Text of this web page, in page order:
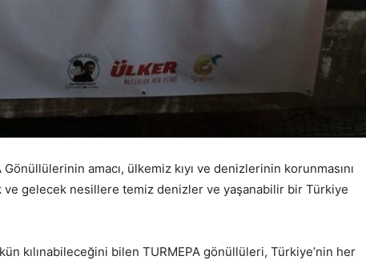
amacı, ülkemiz kıyı ve denizlerinin korunmasını
gelecek nesillere temiz denizler ve yaşanabilir bir Türkiye
kılınabileceğini bilen TURMEPA gönüllüleri, Türkiye’nin her